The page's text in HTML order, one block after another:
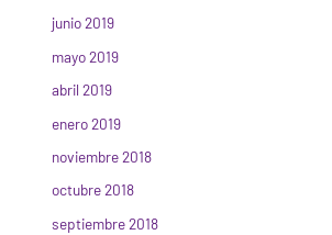
junio 2019
mayo 2019
abril 2019
enero 2019
noviembre 2018
octubre 2018
septiembre 2018